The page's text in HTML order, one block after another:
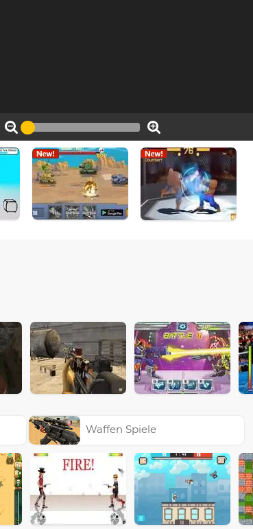
Waffen Spiele